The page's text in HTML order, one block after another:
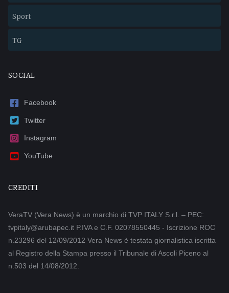
Sport
TG
SOCIAL
Facebook
Twitter
Instagram
YouTube
CREDITI
VeraTV (Vera News) è un marchio di TVP ITALY S.r.l. – PEC:
tvpitaly@arubapec.it P.IVA e C.F. 02078550445 - Iscrizione ROC
n.23296 del 12/09/2012 Vera News è testata giornalistica iscritta
al Registro della Stampa presso il Tribunale di Ascoli Piceno al
n.503 del 14/08/2012.